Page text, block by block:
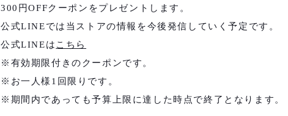
300円OFFクーポンをプレゼントします。
公式LINEでは当ストアの情報を今後発信していく予定です。
公式LINEは こちら
※有効期限付きのクーポンです。
※お一人様1回限りです。
※期間内であっても予算上限に達した時点で終了となります。